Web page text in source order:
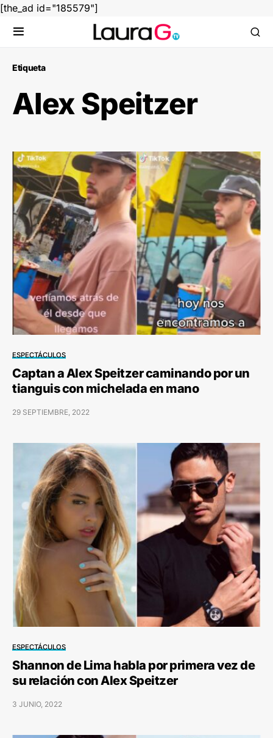
[the_ad id="185579"]
Etiqueta
Alex Speitzer
ESPECTÁCULOS
Captan a Alex Speitzer caminando por un
tianguis con michelada en mano
29 SEPTIEMBRE, 2022
ESPECTÁCULOS
Shannon de Lima habla por primera vez de
su relación con Alex Speitzer
3 JUNIO, 2022